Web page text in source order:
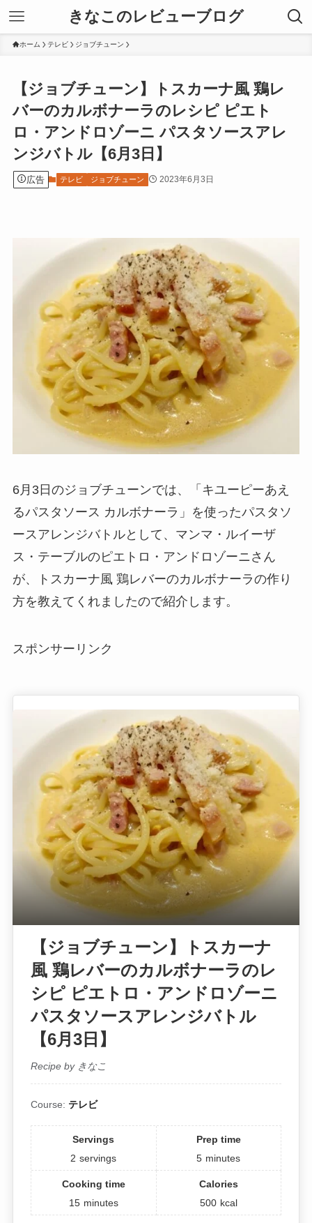
きなこのレビューブログ
ホーム テレビ ジョブチューン
【ジョブチューン】トスカーナ風 鶏レ
バーのカルボナーラのレシピ ピエト
ロ・アンドロゾーニ パスタソースアレ
ンジバトル【6月3日】
広告 テレビ ジョブチューン 2023年6月3日
6月3日のジョブチューンでは、「キユーピーあえ
るパスタソース カルボナーラ」を使ったパスタソ
ースアレンジバトルとして、マンマ・ルイーザ
ス・テーブルのピエトロ・アンドロゾーニさん
が、トスカーナ風 鶏レバーのカルボナーラの作り
方を教えてくれましたので紹介します。
スポンサーリンク
【ジョブチューン】トスカーナ
風 鶏レバーのカルボナーラのレ
シピ ピエトロ・アンドロゾーニ
パスタソースアレンジバトル
【6月3日】
Recipe by きなこ
Course: テレビ
Servings
2 servings
Prep time
5 minutes
Cooking time
15 minutes
Calories
500 kcal